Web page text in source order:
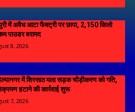
में अवैध आटा फैक्ट्री पर छापा, 2,150 किलो
पाउडर बरामद
8, 2026
में शिरसाठ मला सड़क चौड़ीकरण को गति,
हटाने की कार्रवाई शुरू
7, 2026